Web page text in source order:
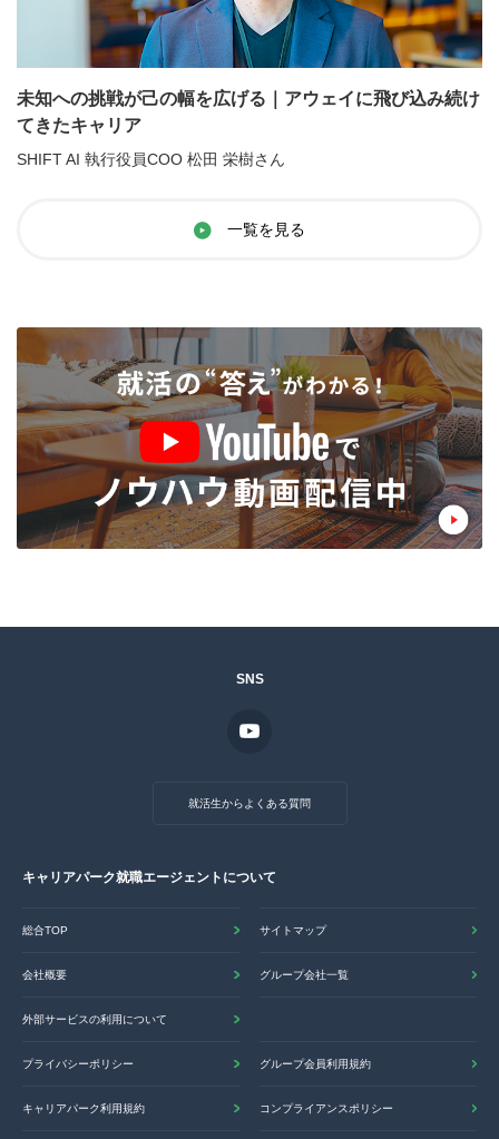
未知への挑戦が己の幅を広げる｜アウェイに飛び込み続け
てきたキャリア
SHIFT AI 執行役員COO 松田 栄樹さん
一覧を見る
SNS
就活生からよくある質問
キャリアパーク就職エージェントについて
総合TOP サイトマップ
会社概要 グループ会社一覧
外部サービスの利用について
プライバシーポリシー グループ会員利用規約
キャリアパーク利用規約 コンプライアンスポリシー